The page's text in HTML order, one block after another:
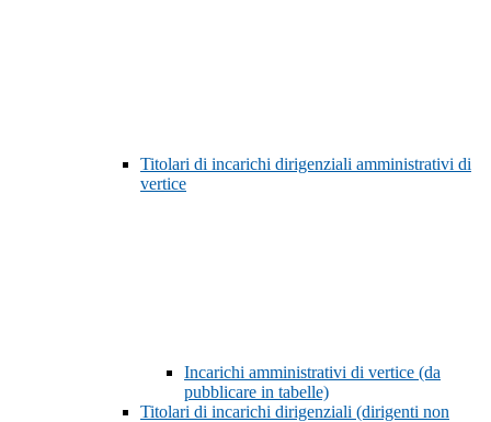
Titolari di incarichi dirigenziali amministrativi di
vertice
Incarichi amministrativi di vertice (da
pubblicare in tabelle)
Titolari di incarichi dirigenziali (dirigenti non